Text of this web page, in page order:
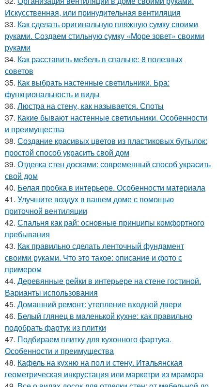
Искусственная, или принудительная вентиляция
33. Как сделать оригинальную пляжную сумку своими
руками. Создаем стильную сумку «Море зовет» своими
руками
34. Как расставить мебель в спальне: 8 полезных
советов
35. Как выбрать настенные светильники. Бра:
функциональность и виды
36. Люстра на стену, как называется. Споты
37. Какие бывают настенные светильники. Особенности
и преимущества
38. Создание красивых цветов из пластиковых бутылок:
простой способ украсить свой дом
39. Отделка стен досками: современный способ украсить
свой дом
40. Белая пробка в интерьере. Особенности материала
41. Улучшите воздух в вашем доме с помощью
приточной вентиляции
42. Спальня как рай: основные принципы комфортного
пребывания
43. Как правильно сделать ленточный фундамент
своими руками. Что это такое: описание и фото с
примером
44. Деревянные рейки в интерьере на стене гостиной.
Варианты использования
45. Домашний ремонт: утепление входной двери
46. Белый глянец в маленькой кухне: как правильно
подобрать фартук из плитки
47. Подбираем плитку для кухонного фартука.
Особенности и преимущества
48. Кафель на кухню на пол и стену. Итальянская
геометрическая инкрустация или маркетри из мрамора